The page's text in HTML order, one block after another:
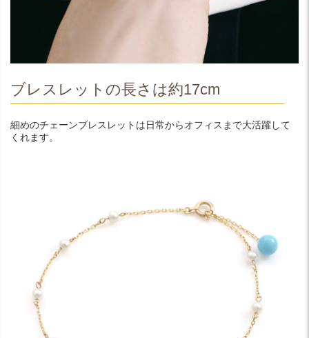
ブレスレットの長さは約17cm
細めのチェーンブレスレットは日常からオフィスまで大活躍して
くれます。